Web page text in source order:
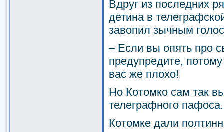
Вдруг из последних
детина в
завопил зычным
– Если вы опять про
предупредите,
вас же плохо!
Но Котомко сам так
телеграфного пафоса.
Котомке дали